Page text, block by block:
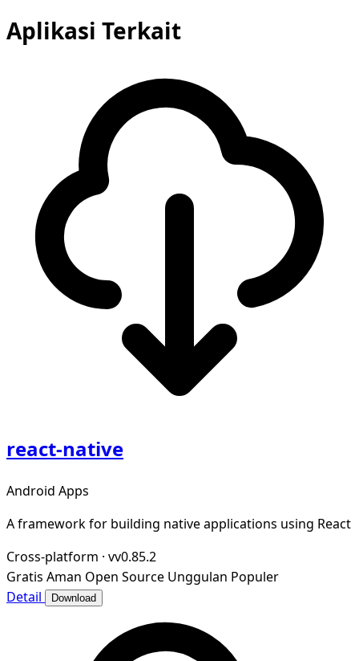
Aplikasi Terkait
react-native
Android Apps
A framework for building native applications using React
Cross-platform · vv0.85.2
Gratis Aman Open Source Unggulan Populer
Detail
Download